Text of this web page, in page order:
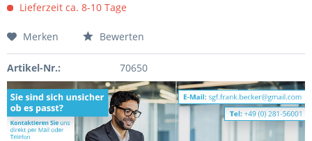
Lieferzeit ca. 8-10 Tage
Merken Bewerten
Artikel-Nr.: 70650